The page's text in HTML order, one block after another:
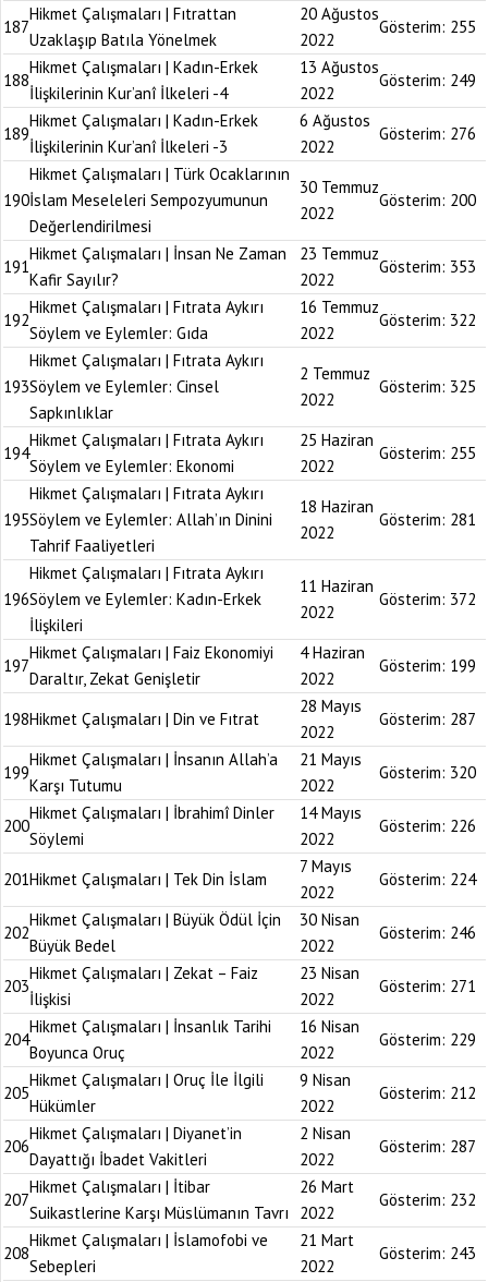
187
Hikmet Çalışmaları | Fıtrattan
Uzaklaşıp Batıla Yönelmek
20 Ağustos
2022
Gösterim: 255
188
Hikmet Çalışmaları | Kadın-Erkek
İlişkilerinin Kur’anî İlkeleri -4
13 Ağustos
2022
Gösterim: 249
189
Hikmet Çalışmaları | Kadın-Erkek
İlişkilerinin Kur’anî İlkeleri -3
6 Ağustos
2022
Gösterim: 276
190
Hikmet Çalışmaları | Türk Ocaklarının
İslam Meseleleri Sempozyumunun
Değerlendirilmesi
30 Temmuz
2022
Gösterim: 200
191
Hikmet Çalışmaları | İnsan Ne Zaman
Kafir Sayılır?
23 Temmuz
2022
Gösterim: 353
192
Hikmet Çalışmaları | Fıtrata Aykırı
Söylem ve Eylemler: Gıda
16 Temmuz
2022
Gösterim: 322
193
Hikmet Çalışmaları | Fıtrata Aykırı
Söylem ve Eylemler: Cinsel
Sapkınlıklar
2 Temmuz
2022
Gösterim: 325
194
Hikmet Çalışmaları | Fıtrata Aykırı
Söylem ve Eylemler: Ekonomi
25 Haziran
2022
Gösterim: 255
195
Hikmet Çalışmaları | Fıtrata Aykırı
Söylem ve Eylemler: Allah’ın Dinini
Tahrif Faaliyetleri
18 Haziran
2022
Gösterim: 281
196
Hikmet Çalışmaları | Fıtrata Aykırı
Söylem ve Eylemler: Kadın-Erkek
İlişkileri
11 Haziran
2022
Gösterim: 372
197
Hikmet Çalışmaları | Faiz Ekonomiyi
Daraltır, Zekat Genişletir
4 Haziran
2022
Gösterim: 199
198Hikmet Çalışmaları | Din ve Fıtrat
28 Mayıs
2022
Gösterim: 287
199
Hikmet Çalışmaları | İnsanın Allah’a
Karşı Tutumu
21 Mayıs
2022
Gösterim: 320
200
Hikmet Çalışmaları | İbrahimî Dinler
Söylemi
14 Mayıs
2022
Gösterim: 226
201Hikmet Çalışmaları | Tek Din İslam
7 Mayıs
2022
Gösterim: 224
202
Hikmet Çalışmaları | Büyük Ödül İçin
Büyük Bedel
30 Nisan
2022
Gösterim: 246
203
Hikmet Çalışmaları | Zekat – Faiz
İlişkisi
23 Nisan
2022
Gösterim: 271
204
Hikmet Çalışmaları | İnsanlık Tarihi
Boyunca Oruç
16 Nisan
2022
Gösterim: 229
205
Hikmet Çalışmaları | Oruç İle İlgili
Hükümler
9 Nisan
2022
Gösterim: 212
206
Hikmet Çalışmaları | Diyanet’in
Dayattığı İbadet Vakitleri
2 Nisan
2022
Gösterim: 287
207
Hikmet Çalışmaları | İtibar
Suikastlerine Karşı Müslümanın Tavrı
26 Mart
2022
Gösterim: 232
208
Hikmet Çalışmaları | İslamofobi ve
Sebepleri
21 Mart
2022
Gösterim: 243